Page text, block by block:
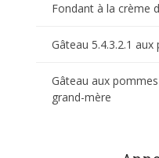
Fondant à la crème
Gâteau 5.4.3.2.1 aux
Gâteau aux
grand-mère